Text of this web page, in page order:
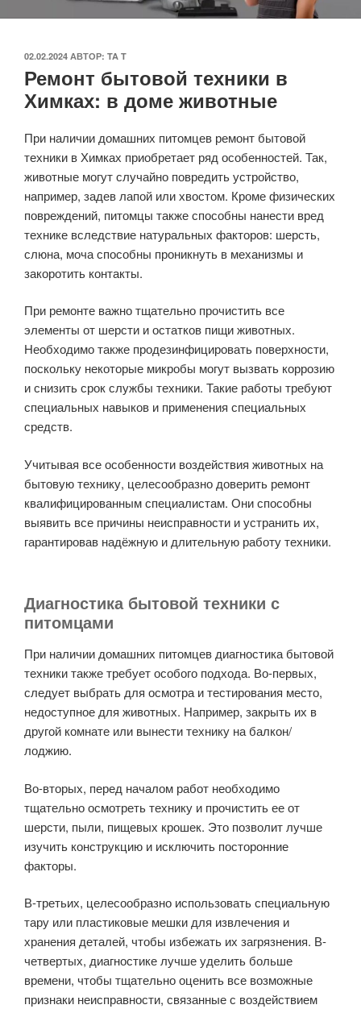
ОПУБЛИКОВАНО
02.02.2024 АВТОР: TA T
Ремонт бытовой техники в
Химках: в доме животные
При наличии домашних питомцев ремонт бытовой
техники в Химках приобретает ряд особенностей. Так,
животные могут случайно повредить устройство,
например, задев лапой или хвостом. Кроме физических
повреждений, питомцы также способны нанести вред
технике вследствие натуральных факторов: шерсть,
слюна, моча способны проникнуть в механизмы и
закоротить контакты.
При ремонте важно тщательно прочистить все
элементы от шерсти и остатков пищи животных.
Необходимо также продезинфицировать поверхности,
поскольку некоторые микробы могут вызвать коррозию
и снизить срок службы техники. Такие работы требуют
специальных навыков и применения специальных
средств.
Учитывая все особенности воздействия животных на
бытовую технику, целесообразно доверить ремонт
квалифицированным специалистам. Они способны
выявить все причины неисправности и устранить их,
гарантировав надёжную и длительную работу техники.
Диагностика бытовой техники с
питомцами
При наличии домашних питомцев диагностика бытовой
техники также требует особого подхода. Во-первых,
следует выбрать для осмотра и тестирования место,
недоступное для животных. Например, закрыть их в
другой комнате или вынести технику на балкон/
лоджию.
Во-вторых, перед началом работ необходимо
тщательно осмотреть технику и прочистить ее от
шерсти, пыли, пищевых крошек. Это позволит лучше
изучить конструкцию и исключить посторонние
факторы.
В-третьих, целесообразно использовать специальную
тару или пластиковые мешки для извлечения и
хранения деталей, чтобы избежать их загрязнения. В-
четвертых, диагностике лучше уделить больше
времени, чтобы тщательно оценить все возможные
признаки неисправности, связанные с воздействием